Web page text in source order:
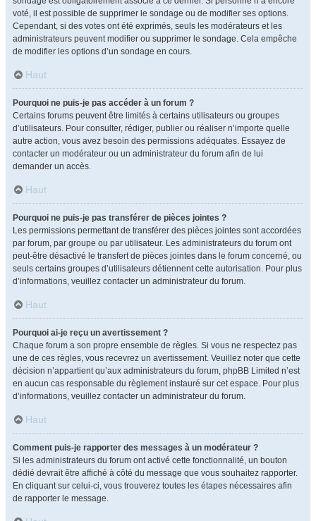
voté, il est possible de supprimer le sondage ou de modifier ses options.
Cependant, si des votes ont été exprimés, seuls les modérateurs et les
administrateurs peuvent modifier ou supprimer le sondage. Cela empêche
de modifier les options d’un sondage en cours.
Haut
Pourquoi ne puis-je pas accéder à un forum ?
Certains forums peuvent être limités à certains utilisateurs ou groupes
d’utilisateurs. Pour consulter, rédiger, publier ou réaliser n’importe quelle
autre action, vous avez besoin des permissions adéquates. Essayez de
contacter un modérateur ou un administrateur du forum afin de lui
demander un accès.
Haut
Pourquoi ne puis-je pas transférer de pièces jointes ?
Les permissions permettant de transférer des pièces jointes sont accordées
par forum, par groupe ou par utilisateur. Les administrateurs du forum ont
peut-être désactivé le transfert de pièces jointes dans le forum concerné, ou
seuls certains groupes d’utilisateurs détiennent cette autorisation. Pour plus
d’informations, veuillez contacter un administrateur du forum.
Haut
Pourquoi ai-je reçu un avertissement ?
Chaque forum a son propre ensemble de règles. Si vous ne respectez pas
une de ces règles, vous recevrez un avertissement. Veuillez noter que cette
décision n’appartient qu’aux administrateurs du forum, phpBB Limited n’est
en aucun cas responsable du règlement instauré sur cet espace. Pour plus
d’informations, veuillez contacter un administrateur du forum.
Haut
Comment puis-je rapporter des messages à un modérateur ?
Si les administrateurs du forum ont activé cette fonctionnalité, un bouton
dédié devrait être affiché à côté du message que vous souhaitez rapporter.
En cliquant sur celui-ci, vous trouverez toutes les étapes nécessaires afin
de rapporter le message.